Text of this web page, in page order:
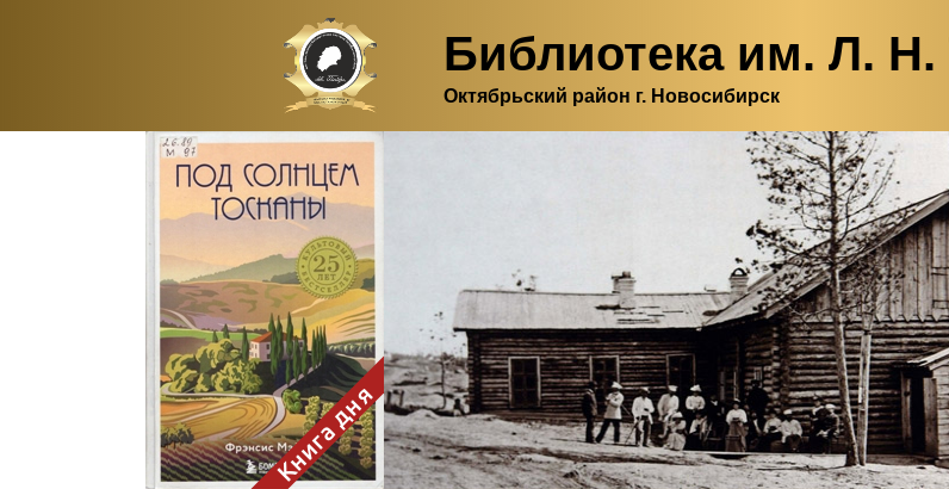
Библиотека им. Л. Н.
Октябрьский район г. Новосибирск
Здесь, в своем
итальянском доме, я вновь
испытала первичную
радость единения с
природой. Дом открыт
для бабочек, стрекоз, пчёл
или всех, кто пожелает
влететь в одно окно и
вылететь из другого. Едим
мы почти всегда во
дворе. Во мне настолько
возродился здравый
смысл моей матери -
умение наслаждаться
настоящим и не спешить, -
что даже нашлось время
отполировать до блеска
оконное стекло.
ЗаказатьКнига дня